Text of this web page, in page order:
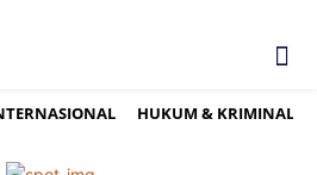
HUKUM & KRIMINAL